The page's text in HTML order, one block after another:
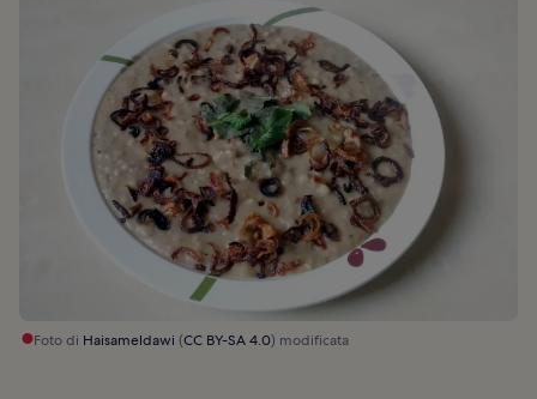
Foto di Haisameldawi (CC BY-SA 4.0) modificata